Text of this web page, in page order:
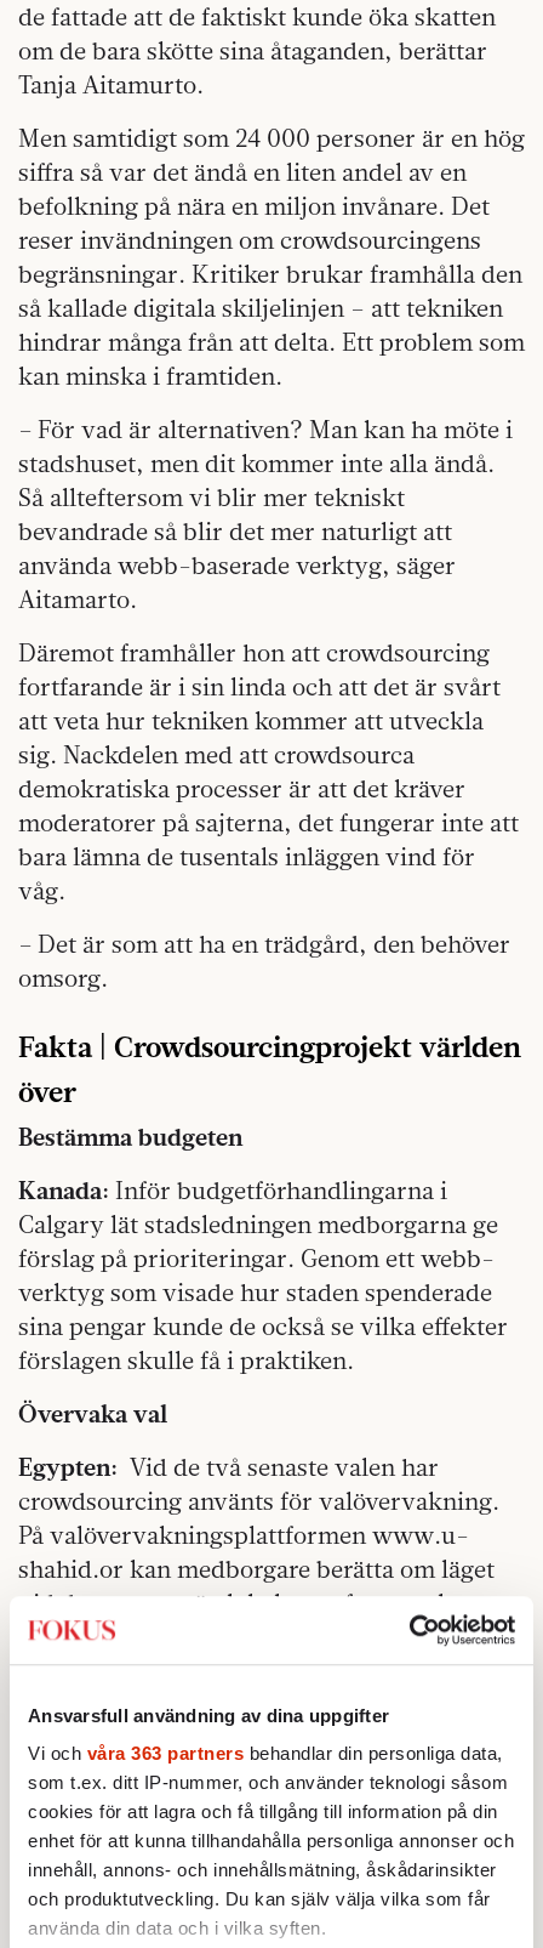
Ansvarsfull användning av dina uppgifter
Vi och våra 363 partners behandlar din personliga data,
som t.ex. ditt IP-nummer, och använder teknologi såsom
cookies för att lagra och få tillgång till information på din
enhet för att kunna tillhandahålla personliga annonser och
innehåll, annons- och innehållsmätning, åskådarinsikter
och produktutveckling. Du kan själv välja vilka som får
använda din data och i vilka syften.
de fattade att de faktiskt kunde öka skatten
om de bara skötte sina åtaganden, berättar
Tanja Aitamurto.
Men samtidigt som 24 000 personer är en hög
siffra så var det ändå en liten andel av en
befolkning på nära en miljon invånare. Det
reser invändningen om crowdsourcingens
begränsningar. Kritiker brukar framhålla den
så kallade digitala skiljelinjen – att tekniken
hindrar många från att delta. Ett problem som
kan minska i framtiden.
– För vad är alternativen? Man kan ha möte i
stadshuset, men dit kommer inte alla ändå.
Så allteftersom vi blir mer tekniskt
bevandrade så blir det mer naturligt att
använda webb-baserade verktyg, säger
Aitamarto.
Däremot framhåller hon att crowdsourcing
fortfarande är i sin linda och att det är svårt
att veta hur tekniken kommer att utveckla
sig. Nackdelen med att crowdsourca
demokratiska processer är att det kräver
moderatorer på sajterna, det fungerar inte att
bara lämna de tusentals inläggen vind för
våg.
– Det är som att ha en trädgård, den behöver
omsorg.
Fakta | Crowdsourcingprojekt världen
över
Bestämma budgeten
Kanada: Inför budgetförhandlingarna i
Calgary lät stadsledningen medborgarna ge
förslag på prioriteringar. Genom ett webb-
verktyg som visade hur staden spenderade
sina pengar kunde de också se vilka effekter
förslagen skulle få i praktiken.
Övervaka val
Egypten: Vid de två senaste valen har
crowdsourcing använts för valövervakning.
På valövervakningsplattformen www.u-
shahid.or kan medborgare berätta om läget
vid deras egen röstlokal, varefter resultaten
visas i realtid på en karta. Förra valet kunde
500 av 600 rapporter om problem eller
valfusk bekräftas i efterhand.
Rapportera mutor
Indien: På sajten Ipaidabribe.com kan folk
rapportera om korruption. Hittills har 21 000
rapporter kommit in, om alltifrån polis- till
läkarmutor. Ipaidabribe använder sedan